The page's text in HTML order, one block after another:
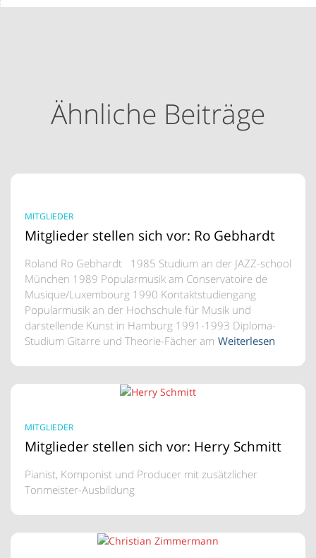
Ähnliche Beiträge
MITGLIEDER
Mitglieder stellen sich vor: Ro Gebhardt
Roland Ro Gebhardt 1985 Studium an der JAZZ-school
München 1989 Popularmusik am Conservatoire de
Musique/Luxembourg 1990 Kontaktstudiengang
Popularmusik an der Hochschule für Musik und
darstellende Kunst in Hamburg 1991-1993 Diploma-
Studium Gitarre und Theorie-Fächer am Weiterlesen
MITGLIEDER
Mitglieder stellen sich vor: Herry Schmitt
Pianist, Komponist und Producer mit zusätzlicher
Tonmeister-Ausbildung